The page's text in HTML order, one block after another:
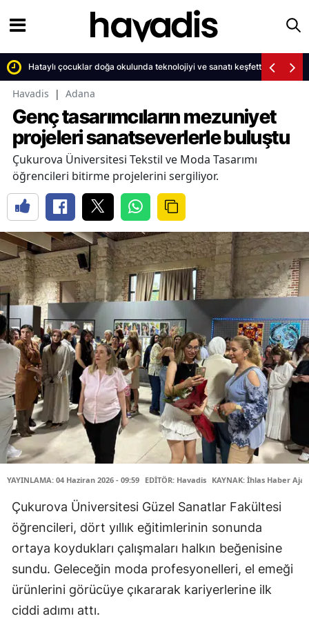
Hataylı çocuklar doğa okulunda teknolojiyi ve sanatı keşfetti
Havadis | Adana
Genç tasarımcıların mezuniyet
projeleri sanatseverlerle buluştu
Çukurova Üniversitesi Tekstil ve Moda Tasarımı
öğrencileri bitirme projelerini sergiliyor.
YAYINLAMA: 04 Haziran 2026 - 09:59 EDİTÖR: Havadis KAYNAK: İhlas Haber
Çukurova Üniversitesi Güzel Sanatlar Fakültesi
öğrencileri, dört yıllık eğitimlerinin sonunda
ortaya koydukları çalışmaları halkın beğenisine
sundu. Geleceğin moda profesyonelleri, el emeği
ürünlerini görücüye çıkararak kariyerlerine ilk
ciddi adımı attı.